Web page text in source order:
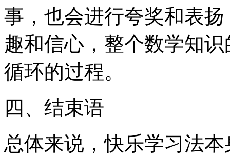
事，也会进行夸奖和表
趣和信心，整个数学知
循环的过程。
四、结束语
总体来说，快乐学习法